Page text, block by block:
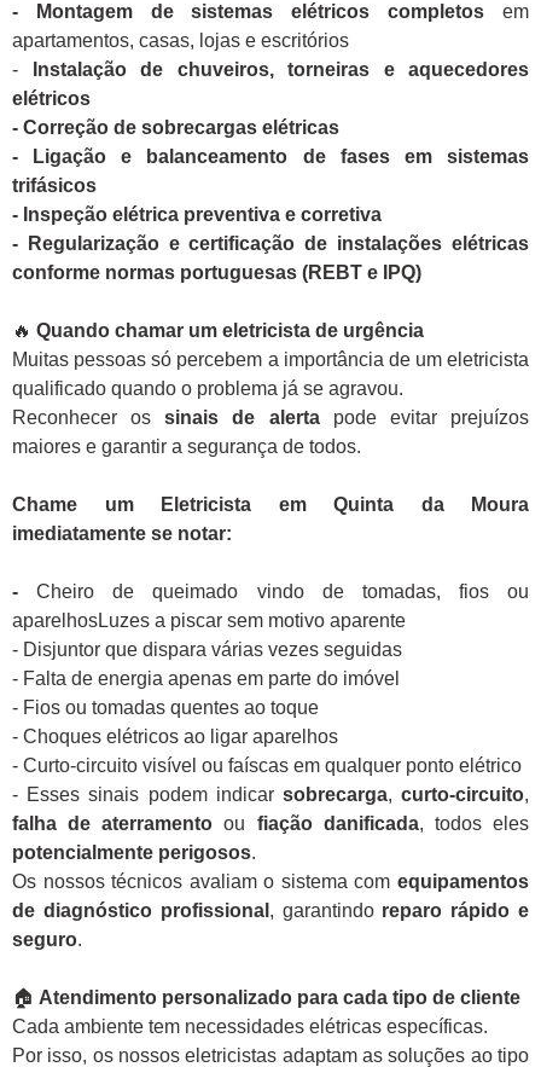
- Montagem de sistemas elétricos completos em
apartamentos, casas, lojas e escritórios
-
Instalação de chuveiros, torneiras e aquecedores
elétricos
- Correção de sobrecargas elétricas
- Ligação e balanceamento de fases em sistemas
trifásicos
- Inspeção elétrica preventiva e corretiva
- Regularização e certificação de instalações elétricas
conforme normas portuguesas (REBT e IPQ)
🔥 Quando chamar um eletricista de urgência
Muitas pessoas só percebem a importância de um eletricista
qualificado quando o problema já se agravou.
Reconhecer ossinais de alertapode evitar prejuízos
maiores e garantir a segurança de todos.
Chame um Eletricista em Quinta da Moura
imediatamente se notar:
-Cheiro de queimado vindo de tomadas, fios ou
aparelhosLuzes a piscar sem motivo aparente
- Disjuntor que dispara várias vezes seguidas
- Falta de energia apenas em parte do imóvel
- Fios ou tomadas quentes ao toque
- Choques elétricos ao ligar aparelhos
- Curto-circuito visível ou faíscas em qualquer ponto elétrico
- Esses sinais podem indicar sobrecarga,curto-circuito,
falha de aterramento ou fiação danificada, todos eles
potencialmente perigosos.
Os nossos técnicos avaliam o sistema com equipamentos
de diagnóstico profissional , garantindo reparo rápido e
seguro.
🏠 Atendimento personalizado para cada tipo de cliente
Cada ambiente tem necessidades elétricas específicas.
Por isso, os nossos eletricistas adaptam as soluções ao tipo